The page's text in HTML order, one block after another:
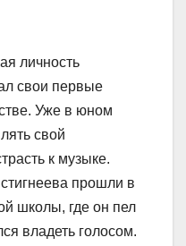
личность
свои первые
Уже в юном
свой
к музыке.
прошли в
школы, где он пел
владеть голосом.